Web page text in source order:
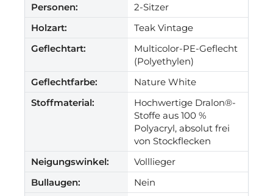
Personen:
2-Sitzer
Holzart:
Teak Vintage
Geflechtart:
Multicolor-PE-Geflecht
(Polyethylen)
Geflechtfarbe:
Nature White
Stoffmaterial:
Hochwertige Dralon®-
Stoffe aus 100 %
Polyacryl, absolut frei
von Stockflecken
Neigungswinkel:
Volllieger
Bullaugen:
Nein